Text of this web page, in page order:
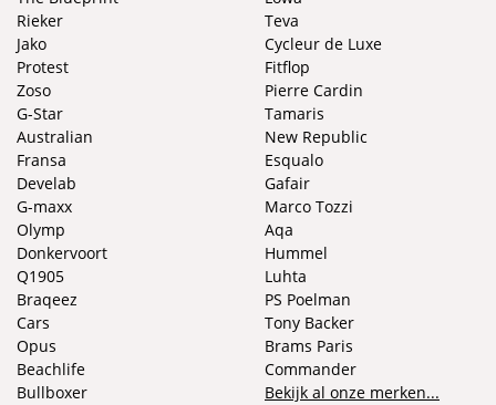
Rieker
Jako
Protest
Zoso
Teva
Cycleur de Luxe
Fitflop
Pierre Cardin
G-Star
Australian
Fransa
Develab
G-maxx
Olymp
Donkervoort
Q1905
Braqeez
Cars
Opus
Beachlife
Bullboxer
Tamaris
New Republic
Esqualo
Gafair
Marco Tozzi
Aqa
Hummel
Luhta
PS Poelman
Tony Backer
Brams Paris
Commander
Bekijk al onze merken...